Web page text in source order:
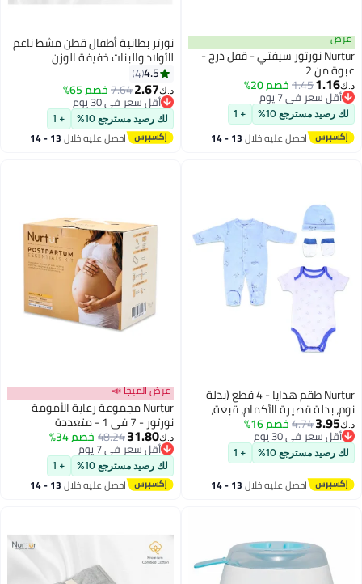
عرض
Nurtur نورتور سيفتي - قفل درج -
عبوة من 2
د.ك‏1.16
1.45خصم 20%
أقل سعر في 7 يوم
أقل سعر في 7 يوم
لك رصيد مسترجع 10% + 1
احصل عليه خلال 13 - 14
نورتر بطانية أطفال قطن مشط ناعم
للأولاد والبنات خفيفة الوزن
4.5
4
د.ك‏2.67
7.64خصم 65%
أقل سعر في 30 يوم
أقل سعر في 30 يوم
لك رصيد مسترجع 10% + 1
احصل عليه خلال 13 - 14
Nurtur طقم هدايا - 4 قطع (بدلة
نوم، بدلة قصيرة الأكمام، قبعة،
قفازات) أزرق متعدد/للصبي
د.ك‏3.95
4.74خصم 16%
أقل سعر في 30 يوم
أقل سعر في 30 يوم
لك رصيد مسترجع 10% + 1
احصل عليه خلال 13 - 14
عرض الميجا 📣
Nurtur مجموعة رعاية الأمومة
نورتور - 7 في 1 - متعددة
د.ك‏31.80
48.24خصم 34%
أقل سعر في 7 يوم
أقل سعر في 7 يوم
لك رصيد مسترجع 10% + 1
احصل عليه خلال 13 - 14